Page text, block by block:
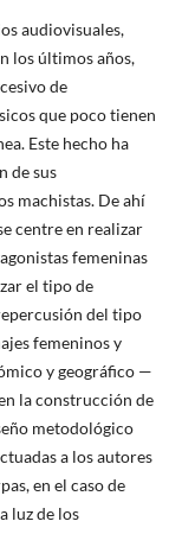
audiovisuales,
los últimos años,
de
que poco tienen
Este hecho ha
de sus
machistas. De ahí
centre en realizar
femeninas
el tipo de
del tipo
femeninos y
y geográfico —
la construcción de
metodológico
a los autores
en el caso de
luz de los